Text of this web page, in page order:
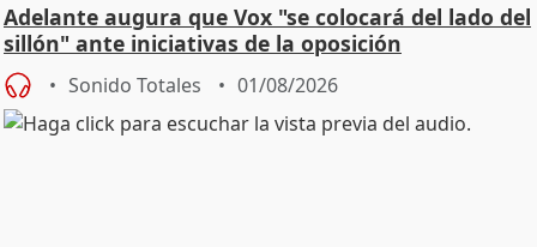
Adelante augura que Vox "se colocará del lado del
sillón" ante iniciativas de la oposición
Sonido Totales 01/08/2026